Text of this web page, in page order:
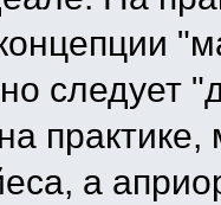
следует
а